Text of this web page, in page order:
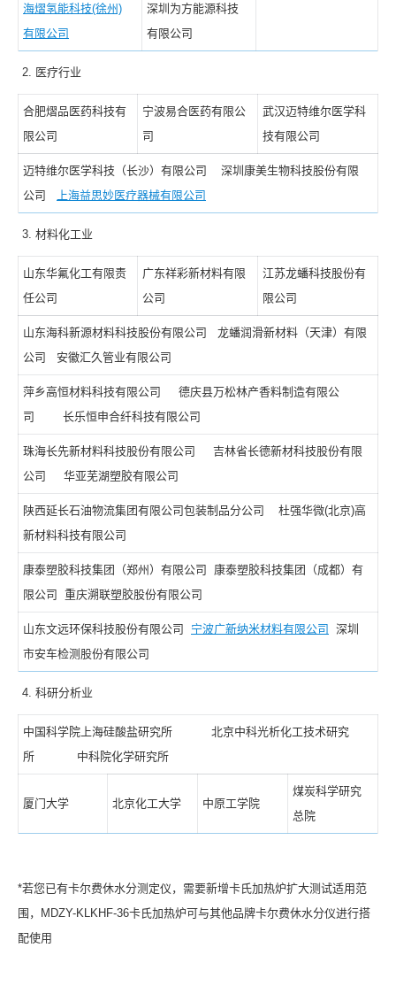
海熠氢能科技(徐州)
有限公司
深圳为方能源科技
有限公司
医疗行业
合肥熠品医药科技有
限公司
宁波易合医药有限公
司
武汉迈特维尔医学科
技有限公司
迈特维尔医学科技（长沙）有限公司 深圳康美生物科技股份有限
公司
上海益思妙医疗器械有限公司
材料化工业
山东华氟化工有限责
任公司
广东祥彩新材料有限
公司
江苏龙蟠科技股份有
限公司
山东海科新源材料科技股份有限公司 龙蟠润滑新材料（天津）有限
公司 安徽汇久管业有限公司
萍乡高恒材料科技有限公司 德庆县万松林产香料制造有限公
司 长乐恒申合纤科技有限公司
珠海长先新材料科技股份有限公司 吉林省长德新材科技股份有限
公司 华亚芜湖塑胶有限公司
陕西延长石油物流集团有限公司包装制品分公司 杜强华微(北京)高
新材料科技有限公司
康泰塑胶科技集团（郑州）有限公司 康泰塑胶科技集团（成都）有
限公司 重庆溯联塑胶股份有限公司
山东文远环保科技股份有限公司 宁波广新纳米材料有限公司
深圳
市安车检测股份有限公司
科研分析业
中国科学院上海硅酸盐研究所 北京中科光析化工技术研究
所 中科院化学研究所
厦门大学 北京化工大学 中原工学院
煤炭科学研究
总院
*若您已有卡尔费休水分测定仪，需要新增卡氏加热炉扩大测试适用范
围，MDZY-KLKHF-36卡氏加热炉可与其他品牌卡尔费休水分仪进行搭
配使用